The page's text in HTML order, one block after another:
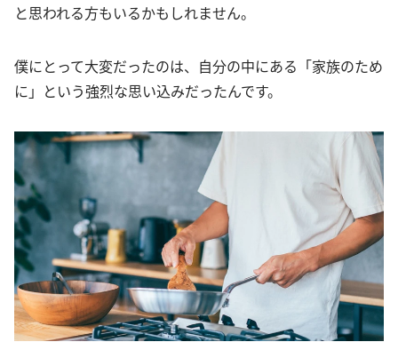
と思われる方もいるかもしれません。
僕にとって大変だったのは、自分の中にある「家族のため
に」という強烈な思い込みだったんです。